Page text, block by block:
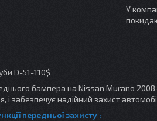
У
D-51-110$
бампера на Nissan Murano
і забезпечує надійний захист
передньої захисту :